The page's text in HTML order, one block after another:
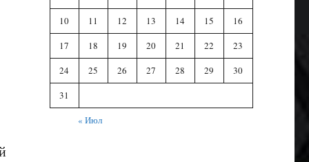
10
11 12 13 14 15
16
17
18 19 20 21 22
23
24
25 26 27 28 29
30
31
« Июл